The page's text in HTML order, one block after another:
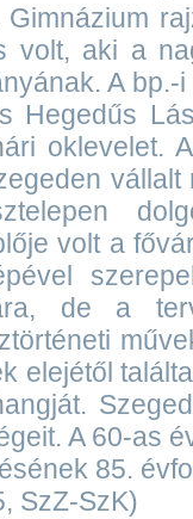
Gimnázium
volt, aki a
A bp.-
Hegedűs
oklevelet.
volt a
de a
elejétől
A 60-as
85.
SzZ-SzK)